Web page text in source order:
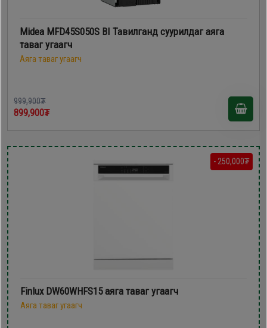
Midea MFD45S050S BI Тавилганд суурилдаг аяга
таваг угаагч
Аяга таваг угаагч
999,900₮
899,900₮
- 250,000₮
Finlux DW60WHFS15 аяга таваг угаагч
Аяга таваг угаагч